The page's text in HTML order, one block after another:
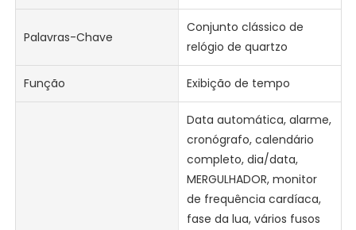
Palavras-Chave
Conjunto clássico de
relógio de quartzo
Função Exibição de tempo
Data automática, alarme,
cronógrafo, calendário
completo, dia/data,
MERGULHADOR, monitor
de frequência cardíaca,
fase da lua, vários fusos